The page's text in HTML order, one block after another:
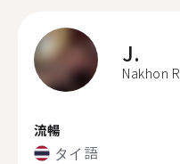
J.
Nakhon
流暢
タイ語